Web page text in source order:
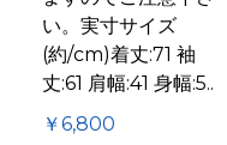
い。実寸サイズ
(約/cm)着丈:71 袖
丈:61 肩幅:41 身幅:5..
￥6,800